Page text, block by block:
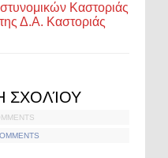
Καστοριάς
Δ.Α. Καστοριάς
ΣΧΟΛΊΟΥ